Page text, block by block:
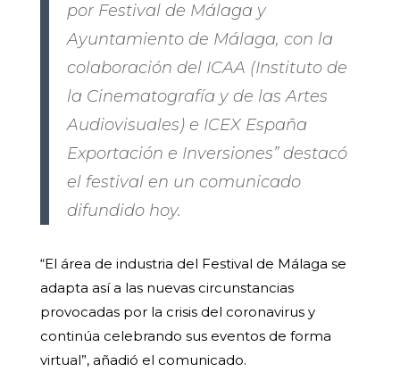
por Festival de Málaga y
Ayuntamiento de Málaga, con la
colaboración del ICAA (Instituto de
la Cinematografía y de las Artes
Audiovisuales) e ICEX España
Exportación e Inversiones” destacó
el festival en un comunicado
difundido hoy.
“El área de industria del Festival de Málaga se
adapta así a las nuevas circunstancias
provocadas por la crisis del coronavirus y
continúa celebrando sus eventos de forma
virtual”, añadió el comunicado.